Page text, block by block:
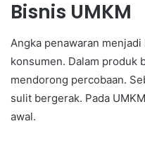
Bisnis UMKM
Angka penawaran
konsumen. Dalam produk
mendorong percobaan.
sulit bergerak. Pada
awal.